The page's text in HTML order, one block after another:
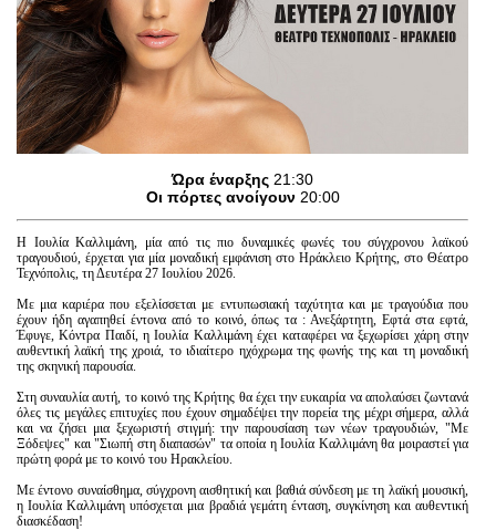
Είσοδος διαχειριστή
Ώρα έναρξης 21:30
Οι πόρτες ανοίγουν20:00
Η Ιουλία Καλλιμάνη, μία από τις πιο δυναμικές φωνές του σύγχρονου λαϊκού
τραγουδιού, έρχεται για μία μοναδική εμφάνιση στο Ηράκλειο Κρήτης, στο Θέατρο
Τεχνόπολις, τη Δευτέρα 27 Ιουλίου 2026.
Με μια καριέρα που εξελίσσεται με εντυπωσιακή ταχύτητα και με τραγούδια που
έχουν ήδη αγαπηθεί έντονα από το κοινό, όπως τα : Ανεξάρτητη, Εφτά στα εφτά,
Έφυγε, Κόντρα Παιδί, η Ιουλία Καλλιμάνη έχει καταφέρει να ξεχωρίσει χάρη στην
αυθεντική λαϊκή της χροιά, το ιδιαίτερο ηχόχρωμα της φωνής της και τη μοναδική
της σκηνική παρουσία.
Στη συναυλία αυτή, το κοινό της Κρήτης θα έχει την ευκαιρία να απολαύσει ζωντανά
όλες τις μεγάλες επιτυχίες που έχουν σημαδέψει την πορεία της μέχρι σήμερα, αλλά
και να ζήσει μια ξεχωριστή στιγμή: την παρουσίαση των νέων τραγουδιών, "Με
Ξόδεψες" και "Σιωπή στη διαπασών" τα οποία η Ιουλία Καλλιμάνη θα μοιραστεί για
πρώτη φορά με το κοινό του Ηρακλείου.
Με έντονο συναίσθημα, σύγχρονη αισθητική και βαθιά σύνδεση με τη λαϊκή μουσική,
η Ιουλία Καλλιμάνη υπόσχεται μια βραδιά γεμάτη ένταση, συγκίνηση και αυθεντική
διασκέδαση!